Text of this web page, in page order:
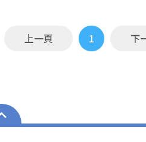
研究人員給薪標準給付，薪資
上一頁 1 下